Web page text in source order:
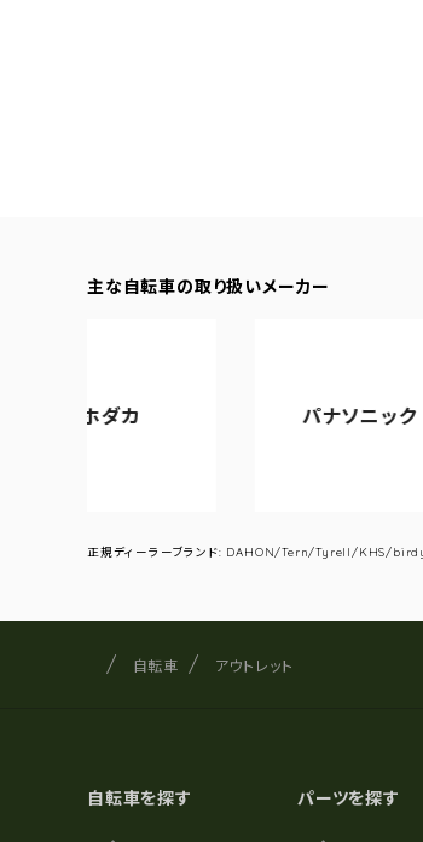
主な自転車の取り扱いメーカー
パナソニック
正規ディーラーブランド: DAHON/Tern/Tyrell/KHS/
サイト内の現在地
サイクルショップナカゴヤ
自転車 アウトレット
自転車を探す パーツを探す